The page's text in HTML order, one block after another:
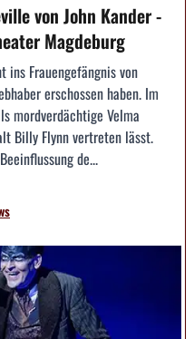
von John Kander -
Magdeburg
ins Frauengefängnis von
erschossen haben. Im
mordverdächtige Velma
Billy Flynn vertreten lässt.
de...